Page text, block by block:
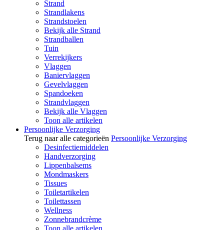
Strand
Strandlakens
Strandstoelen
Bekijk alle Strand
Strandballen
Tuin
Verrekijkers
Vlaggen
Baniervlaggen
Gevelvlaggen
Spandoeken
Strandvlaggen
Bekijk alle Vlaggen
Toon alle artikelen
Persoonlijke Verzorging
Terug naar alle categorieën Persoonlijke Verzorging
Desinfectiemiddelen
Handverzorging
Lippenbalsems
Mondmaskers
Tissues
Toiletartikelen
Toilettassen
Wellness
Zonnebrandcrème
Toon alle artikelen